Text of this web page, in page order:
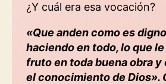
¿Y cuál era esa vocación?
«Que anden como es
haciendo en todo, lo que
fruto en toda buena obra
el conocimiento de Dios».